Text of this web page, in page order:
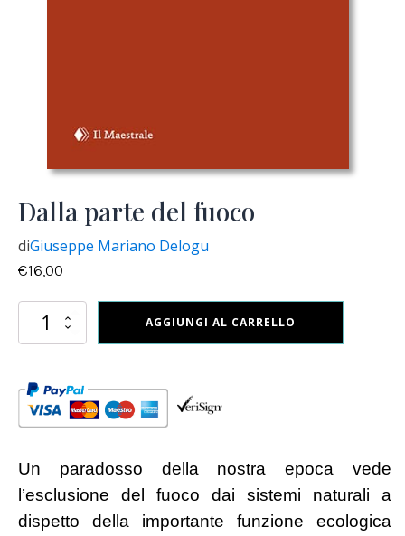
Dalla parte del fuoco
diGiuseppe Mariano Delogu
€16,00
Dalla
quantità
AGGIUNGI AL CARRELLO
Un paradosso della nostra epoca vede
l’esclusione del fuoco dai sistemi naturali a
dispetto della importante funzione ecologica